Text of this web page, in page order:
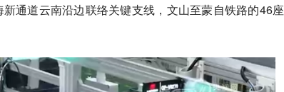
通道云南沿边联络关键支线，文山至蒙自铁路的46座